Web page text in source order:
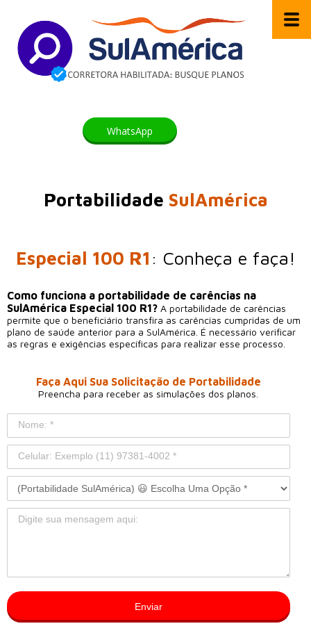
WhatsApp
Portabilidade SulAmérica
Especial 100 R1 : Conheça e faça!
Como funciona a portabilidade de carências na
SulAmérica Especial 100 R1? A portabilidade de carências
permite que o beneficiário transfira as carências cumpridas de um
plano de saúde anterior para a SulAmérica. É necessário verificar
as regras e exigências específicas para realizar esse processo.
Faça Aqui Sua Solicitação de Portabilidade
Preencha para receber as simulações dos planos.
Enviar